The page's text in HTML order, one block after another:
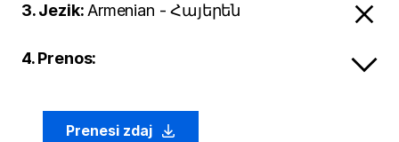
3. Jezik: Armenian - Հայերեն
4. Prenos:
Prenesi zdaj